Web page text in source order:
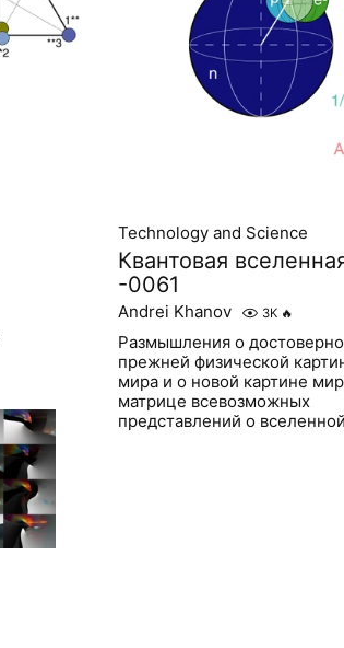
Technology and Science
Квантовая
-0061
Andrei Khanov 3K 🔥
Размышления о
прежней физической
мира и о новой картине
матрице всевозможных
представлений о